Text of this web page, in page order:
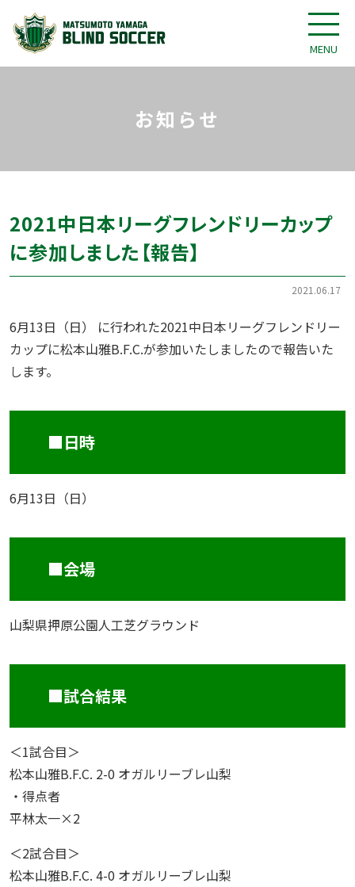
MENU
お知らせ
2021.06.17
2021中日本リーグフレンドリーカップ
に参加しました【報告】
6月13日（日） に行われた2021中日本リーグフレンドリー
カップに松本山雅B.F.C.が参加いたしましたので報告いた
します。
■日時
6月13日（日）
■会場
山梨県押原公園人工芝グラウンド
■試合結果
＜1試合目＞
松本山雅B.F.C. 2-0 オガルリーブレ山梨
・得点者
平林太一×2
＜2試合目＞
松本山雅B.F.C. 4-0 オガルリーブレ山梨